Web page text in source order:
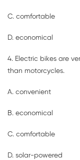
C. comfortable
D. economical
4. Electric bikes are
than motorcycles.
A. convenient
B. economical
C. comfortable
D. solar-powered